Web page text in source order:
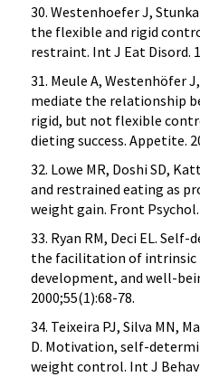
30. Westenhoefer J,
the flexible and rigid
restraint. Int J Eat Disord.
31. Meule A, Westenhöfer
mediate the relationship
rigid, but not flexible
dieting success. Appetite.
32. Lowe MR, Doshi SD,
and restrained eating as
weight gain. Front Psychol.
33. Ryan RM, Deci EL.
the facilitation of intrinsic
development, and well-
2000;55(1):68-78.
34. Teixeira PJ, Silva MN,
D. Motivation, self-
weight control. Int J Behav